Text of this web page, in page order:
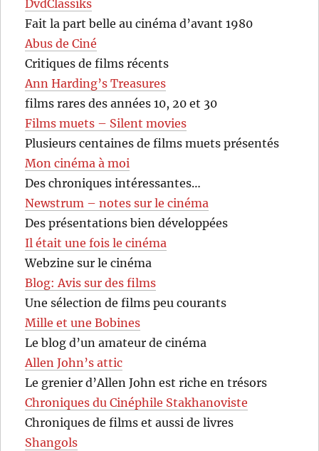
DvdClassiks
Fait la part belle au cinéma d’avant 1980
Abus de Ciné
Critiques de films récents
Ann Harding’s Treasures
films rares des années 10, 20 et 30
Films muets – Silent movies
Plusieurs centaines de films muets présentés
Mon cinéma à moi
Des chroniques intéressantes…
Newstrum – notes sur le cinéma
Des présentations bien développées
Il était une fois le cinéma
Webzine sur le cinéma
Blog: Avis sur des films
Une sélection de films peu courants
Mille et une Bobines
Le blog d’un amateur de cinéma
Allen John’s attic
Le grenier d’Allen John est riche en trésors
Chroniques du Cinéphile Stakhanoviste
Chroniques de films et aussi de livres
Shangols